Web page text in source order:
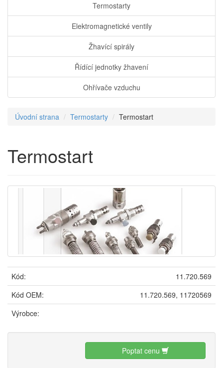
Termostarty
Elektromagnetické ventily
Žhavící spirály
Řídící jednotky žhavení
Ohřívače vzduchu
Úvodní strana Termostarty Termostart
Termostart
Kód:
11.720.569
Kód OEM:
11.720.569, 11720569
Výrobce:
Poptat cenu